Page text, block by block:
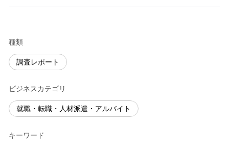
種類
調査レポート
ビジネスカテゴリ
就職・転職・人材派遣・アルバイト
キーワード